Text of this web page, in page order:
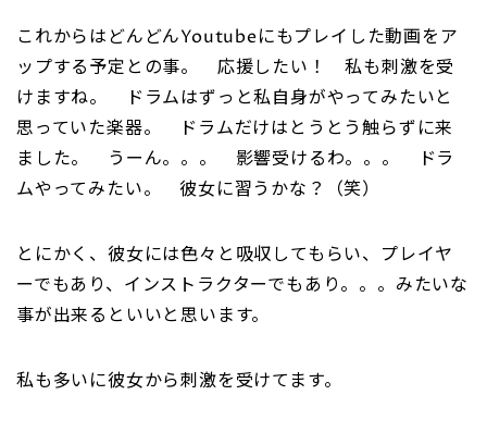
これからはどんどんYoutubeにもプレイした動画をア
ップする予定との事。 応援したい！ 私も刺激を受
けますね。 ドラムはずっと私自身がやってみたいと
思っていた楽器。 ドラムだけはとうとう触らずに来
ました。 うーん。。。 影響受けるわ。。。 ドラ
ムやってみたい。 彼女に習うかな？（笑）
とにかく、彼女には色々と吸収してもらい、プレイヤ
ーでもあり、インストラクターでもあり。。。みたいな
事が出来るといいと思います。
私も多いに彼女から刺激を受けてます。